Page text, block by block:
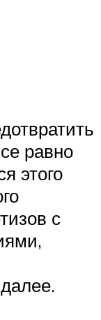
равно
этого
с